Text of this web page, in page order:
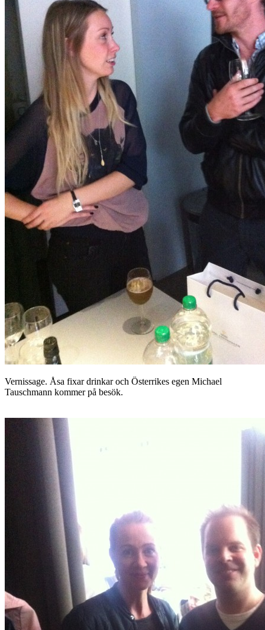
Vernissage. Åsa fixar drinkar och Österrikes egen Michael
Tauschmann kommer på besök.